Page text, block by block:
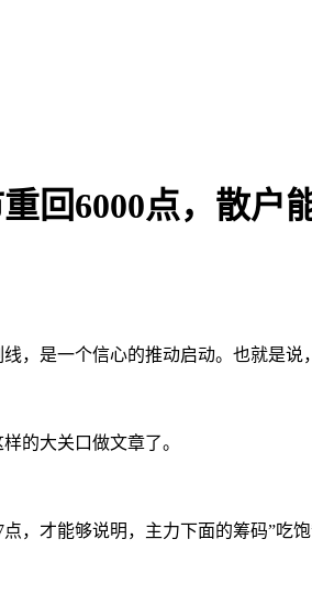
回6000点，散户
是一个信心的推动启动。也就是说
的大关口做文章了。
，才能够说明，主力下面的筹码”吃饱